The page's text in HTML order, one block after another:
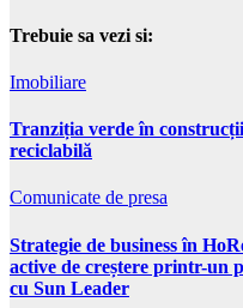
Trebuie sa vezi si:
Imobiliare
Tranziția verde în
reciclabilă
Comunicate de presa
Strategie de business în
active de creștere printr-un
cu Sun Leader